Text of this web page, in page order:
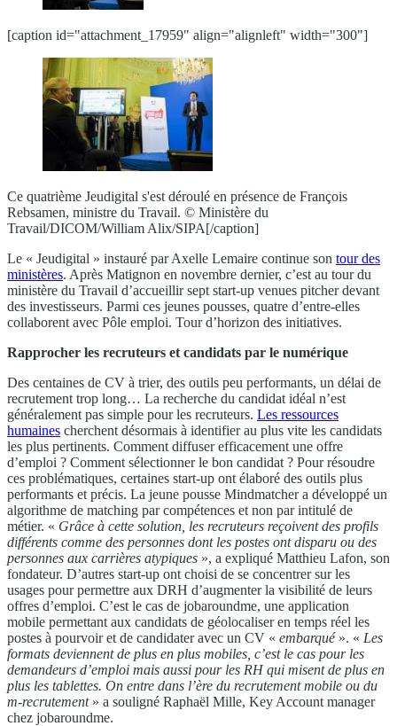
[caption id="attachment_17959" align="alignleft" width="300"]
Ce quatrième Jeudigital s'est déroulé en présence de François
Rebsamen, ministre du Travail. © Ministère du
Travail/DICOM/William Alix/SIPA[/caption]
Le « Jeudigital » instauré par Axelle Lemaire continue son tour des
ministères. Après Matignon en novembre dernier, c’est au tour du
ministère du Travail d’accueillir sept start-up venues pitcher devant
des investisseurs. Parmi ces jeunes pousses, quatre d’entre-elles
collaborent avec Pôle emploi. Tour d’horizon des initiatives.
Rapprocher les recruteurs et candidats par le numérique
Des centaines de CV à trier, des outils peu performants, un délai de
recrutement trop long… La recherche du candidat idéal n’est
généralement pas simple pour les recruteurs. Les ressources
humaines cherchent désormais à identifier au plus vite les candidats
les plus pertinents. Comment diffuser efficacement une offre
d’emploi ? Comment sélectionner le bon candidat ? Pour résoudre
ces problématiques, certaines start-up ont élaboré des outils plus
performants et précis. La jeune pousse Mindmatcher a développé un
algorithme de matching par compétences et non par intitulé de
métier. « Grâce à cette solution, les recruteurs reçoivent des profils
différents comme des personnes dont les postes ont disparu ou des
personnes aux carrières atypiques », a expliqué Matthieu Lafon, son
fondateur. D’autres start-up ont choisi de se concentrer sur les
usages pour permettre aux DRH d’augmenter la visibilité de leurs
offres d’emploi. C’est le cas de jobaroundme, une application
mobile permettant aux candidats de géolocaliser en temps réel les
postes à pourvoir et de candidater avec un CV « embarqué». « Les
formats deviennent de plus en plus mobiles, c’est le cas pour les
demandeurs d’emploi mais aussi pour les RH qui misent de plus en
plus les tablettes. On entre dans l’ère du recrutement mobile ou du
m-recrutement » a souligné Raphaël Mille, Key Account manager
chez jobaroundme.